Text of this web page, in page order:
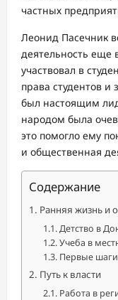
частных
Леонид Пасечник
деятельность еще
участвовал в
права студентов
был настоящим
народом была
это помогло ему
и общественная
Содержание
Ранняя жизнь и
Детство в
Учеба в
Первые
Путь к власти
Работа в